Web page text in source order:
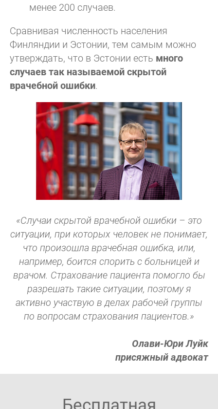
менее 200 случаев.
Сравнивая численность населения
Финляндии и Эстонии, тем самым можно
утверждать, что в Эстонии есть много
случаев так называемой скрытой
врачебной ошибки.
«Случаи скрытой врачебной ошибки – это
ситуации, при которых человек не понимает,
что произошла врачебная ошибка, или,
например, боится спорить с больницей и
врачом. Страхование пациента помогло бы
разрешать такие ситуации, поэтому я
активно участвую в делах рабочей группы
по вопросам страхования пациентов.»
Олави-Юри Луйк
присяжный адвокат